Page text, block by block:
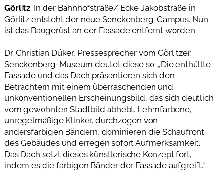
Görlitz. In der Bahnhofstraße/ Ecke Jakobstraße in
Görlitz entsteht der neue Senckenberg-Campus. Nun
ist das Baugerüst an der Fassade entfernt worden.
Dr. Christian Düker, Pressesprecher vom Görlitzer
Senckenberg-Museum deutet diese so: „Die enthüllte
Fassade und das Dach präsentieren sich den
Betrachtern mit einem überraschenden und
unkonventionellen Erscheinungsbild, das sich deutlich
vom gewohnten Stadtbild abhebt. Lehmfarbene,
unregelmäßige Klinker, durchzogen von
andersfarbigen Bändern, dominieren die Schaufront
des Gebäudes und erregen sofort Aufmerksamkeit.
Das Dach setzt dieses künstlerische Konzept fort,
indem es die farbigen Bänder der Fassade aufgreift.“